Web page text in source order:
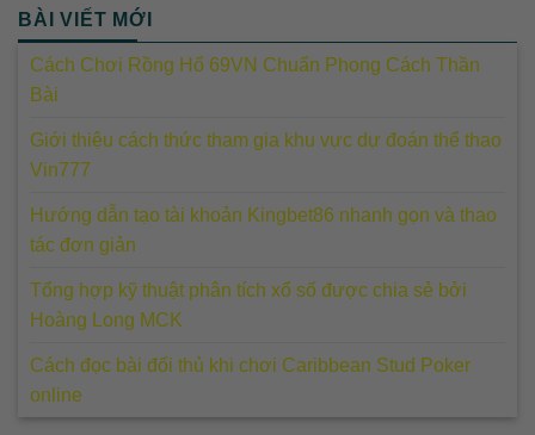
BÀI VIẾT MỚI
Cách Chơi Rồng Hổ 69VN Chuẩn Phong Cách Thần
Bài
Giới thiệu cách thức tham gia khu vực dự đoán thể thao
Vin777
Hướng dẫn tạo tài khoản Kingbet86 nhanh gọn và thao
tác đơn giản
Tổng hợp kỹ thuật phân tích xổ số được chia sẻ bởi
Hoàng Long MCK
Cách đọc bài đối thủ khi chơi Caribbean Stud Poker
online